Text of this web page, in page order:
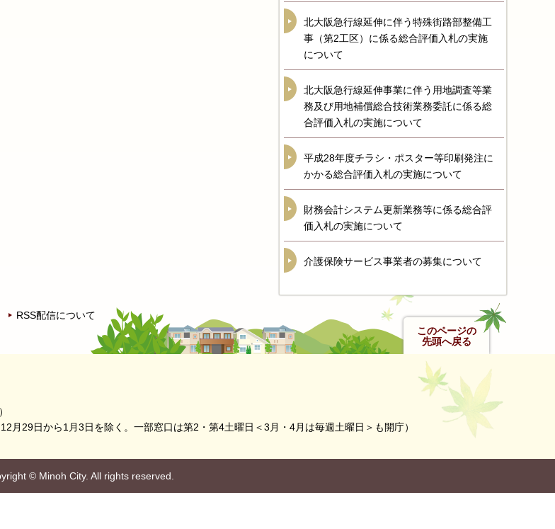
北大阪急行線延伸に伴う特殊街路部整備工
事（第2工区）に係る総合評価入札の実施
について
北大阪急行線延伸事業に伴う用地調査等業
務及び用地補償総合技術業務委託に係る総
合評価入札の実施について
平成28年度チラシ・ポスター等印刷発注に
かかる総合評価入札の実施について
財務会計システム更新業務等に係る総合評
価入札の実施について
介護保険サービス事業者の募集について
このページの
先頭へ戻る
RSS配信について
月29日から1月3日を除く。 一部窓口は第2・第4土曜日＜3月・4月は毎週土曜日＞も開庁）
©Minoh City. All rights reserved.